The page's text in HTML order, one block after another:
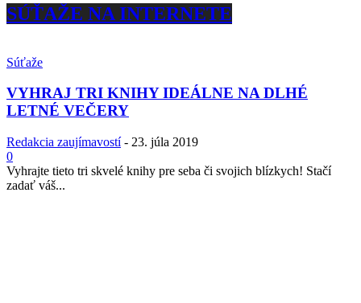
SÚŤAŽE NA INTERNETE
Súťaže
VYHRAJ TRI KNIHY IDEÁLNE NA DLHÉ
LETNÉ VEČERY
Redakcia zaujímavostí - 23. júla 2019
0
Vyhrajte tieto tri skvelé knihy pre seba či svojich blízkych! Stačí
zadať váš...